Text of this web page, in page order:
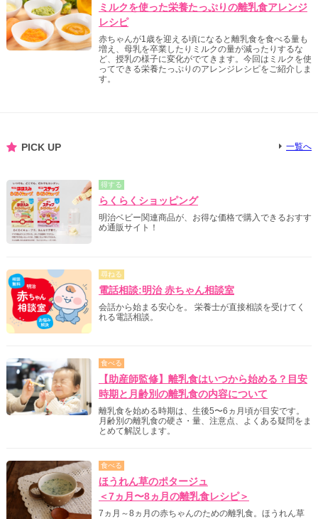
ミルクを使った栄養たっぷりの離乳食アレンジ
レシピ
赤ちゃんが1歳を迎える頃になると離乳食を食べる量も
増え、母乳を卒業したりミルクの量が減ったりするな
ど、授乳の様子に変化がでてきます。今回はミルクを使
ってできる栄養たっぷりのアレンジレシピをご紹介しま
す。
PICK UP 一覧へ
得する
らくらくショッピング
明治ベビー関連商品が、お得な価格で購入できるおすす
め通販サイト！
尋ねる
電話相談:明治 赤ちゃん相談室
会話から始まる安心を。 栄養士が直接相談を受けてく
れる電話相談。
食べる
【助産師監修】離乳食はいつから始める？目安
時期と月齢別の離乳食の内容について
離乳食を始める時期は、生後5〜6ヵ月頃が目安です。
月齢別の離乳食の硬さ・量、注意点、よくある疑問をま
とめて解説します。
食べる
ほうれん草のポタージュ
＜7ヵ月〜8ヵ月の離乳食レシピ＞
7ヵ月～8ヵ月の赤ちゃんのための離乳食。ほうれん草